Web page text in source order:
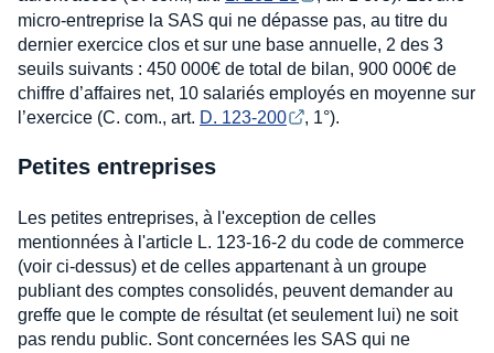
micro-entreprise la SAS qui ne dépasse pas, au titre du
dernier exercice clos et sur une base annuelle, 2 des 3
seuils suivants : 450 000€ de total de bilan, 900 000€ de
chiffre d’affaires net, 10 salariés employés en moyenne sur
l’exercice (C. com., art. D. 123-200 , 1°).
Petites entreprises
Les petites entreprises, à l'exception de celles
mentionnées à l'article L. 123-16-2 du code de commerce
(voir ci-dessus) et de celles appartenant à un groupe
publiant des comptes consolidés, peuvent demander au
greffe que le compte de résultat (et seulement lui) ne soit
pas rendu public. Sont concernées les SAS qui ne